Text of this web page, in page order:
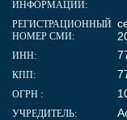
ИНФОРМАЦИИ:
РЕГИСТРАЦИОННЫЙ
НОМЕР СМИ:
ИНН:
КПП:
ОГРН :
УЧРЕДИТЕЛЬ: